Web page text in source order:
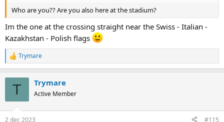
Who are you?? Are you also here at the stadium?
Im the one at the crossing straight near the Swiss - Italian -
Kazakhstan - Polish flags
R
e
Trymare
T Trymare
Active Member
2 dec 2023 #115